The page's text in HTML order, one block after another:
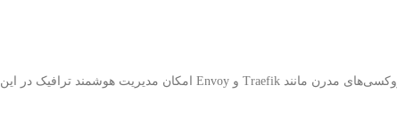
امروزه بسیاری از سامانه‌ها بر پایه Docker، Kubernetes و Microservices توسعه داده می‌شوند. پروکسی‌های مدرن مانند Traefik و Envoy امکان مدیریت هوشمند ترافیک در این